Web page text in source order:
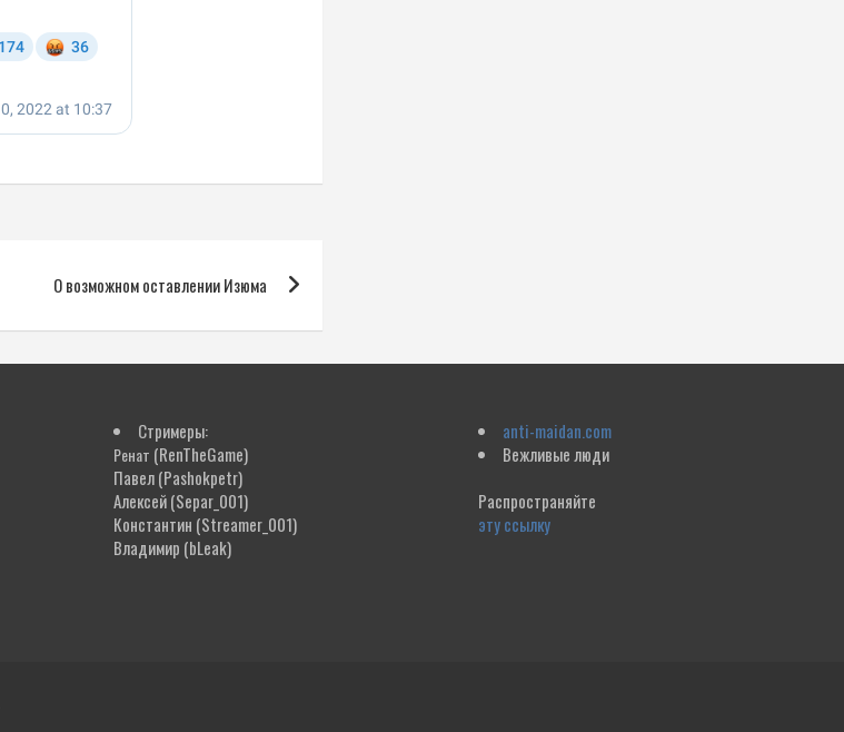
О возможном оставлении Изюма
Стримеры:
Ренат (RenTheGame)
Павел(Pashokpetr)
Алексей(Separ_001)
Константин (Streamer_001)
Владимир (bLeak)
anti-maidan.com
Вежливые люди
Распространяйте
эту ссылку